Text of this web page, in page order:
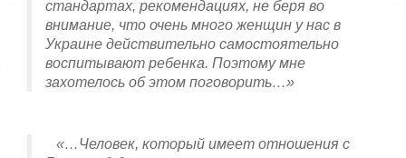
стандартах, рекомендациях, не беря во
внимание, что очень много женщин у нас в
Украине действительно самостоятельно
воспитывают ребенка. Поэтому мне
захотелось об этом поговорить…»
«…Человек, который имеет отношения с